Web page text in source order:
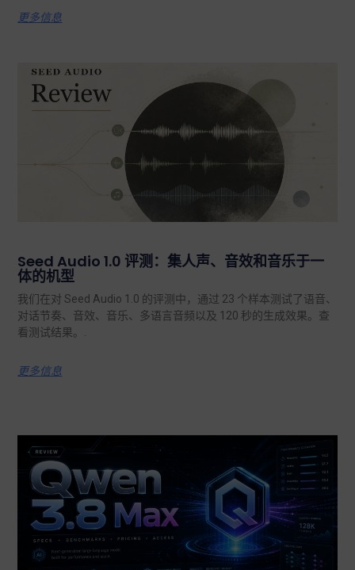
更多信息
Seed Audio 1.0 评测：集人声、音效和音乐于一
体的机型
我们在对 Seed Audio 1.0 的评测中，通过 23 个样本测试了语音、
对话节奏、音效、音乐、多语言音频以及 120 秒的生成效果。查
看测试结果。.
更多信息